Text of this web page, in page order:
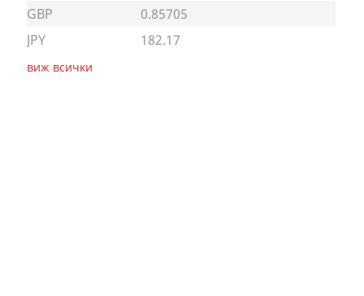
GBP
0.85705
JPY
182.17
виж всички